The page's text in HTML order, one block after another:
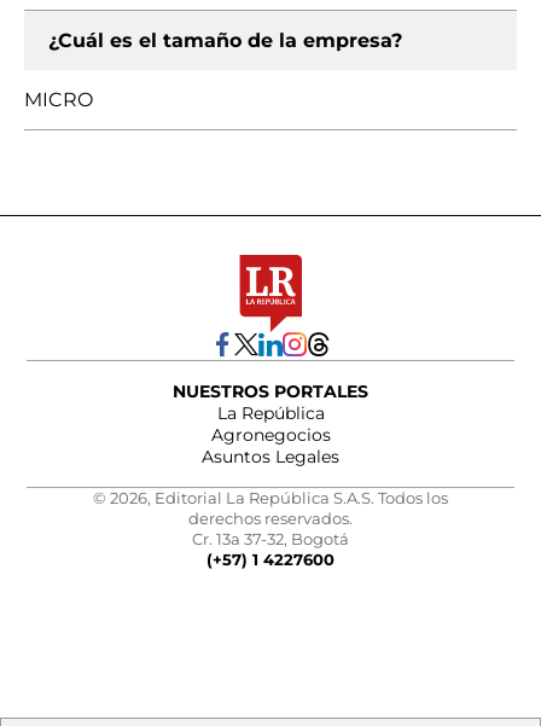
¿Cuál es el tamaño de la empresa?
MICRO
NUESTROS PORTALES
La República
Agronegocios
Asuntos Legales
© 2026, Editorial La República S.A.S. Todos los
derechos reservados.
Cr. 13a 37-32, Bogotá
(+57) 1 4227600